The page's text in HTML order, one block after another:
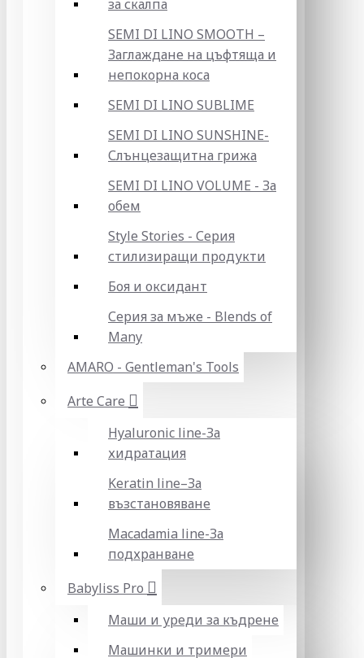
за скалпа
SEMI DI LINO SMOOTH –
Заглаждане на цъфтяща и
непокорна коса
SEMI DI LINO SUBLIME
SEMI DI LINO SUNSHINE-
Слънцезащитна грижа
SEMI DI LINO VOLUME - За
обем
Style Stories - Серия
стилизиращи продукти
Боя и оксидант
Серия за мъже - Blends of
Many
AMARO - Gentleman's Tools
Arte Care
Hyaluronic line-За
хидратация
Keratin line–За
възстановяване
Macadamia line-За
подхранване
Babyliss Pro
Маши и уреди за къдрене
Машинки и тримери